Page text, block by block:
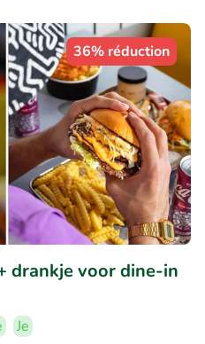
36% réduction
drankje voor dine-in
Je